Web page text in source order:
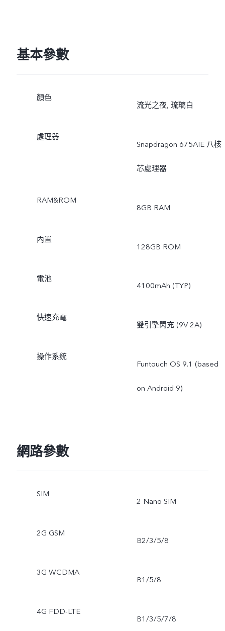
基本參數
顏色
流光之夜, 琉璃白
處理器
Snapdragon 675AIE 八核
芯處理器
RAM&ROM
8GB RAM
內置
128GB ROM
電池
4100mAh (TYP)
快速充電
雙引擎閃充 (9V 2A)
操作系统
Funtouch OS 9.1 (based
on Android 9)
網路參數
SIM
2 Nano SIM
2G GSM
B2/3/5/8
3G WCDMA
B1/5/8
4G FDD-LTE
B1/3/5/7/8